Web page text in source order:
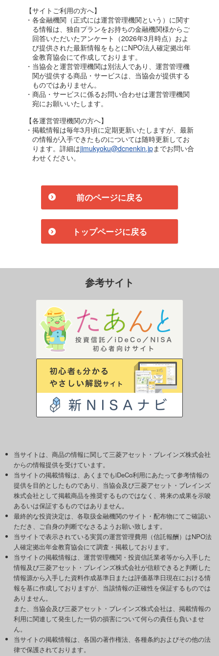
【サイトご利用の方へ】
・各金融機関（正式には運営管理機関という）に関す
る情報は、独自プランをお持ちの金融機関様からご
回答いただいたアンケート（2026年3月時点）およ
び提供された最新情報をもとにNPO法人確定拠出年
金教育協会にて作成しております。
・当協会と運営管理機関は別法人であり、運営管理機
関が提供する商品・サービスは、当協会が提供する
ものではありません。
・商品・サービスに係るお問い合わせは運営管理機関
宛にお願いいたします。
【各運営管理機関の方へ】
・掲載情報は毎年3月頃に定期更新いたしますが、最新
の情報が入手できたものについては随時更新してお
ります。詳細はjimukyoku@dcnenkin.jpまでお問い合
わせください。
前のページに戻る
トップページに戻る
参考サイト
当サイトは、商品の情報に関して三菱アセット・ブレインズ株式会社
からの情報提供を受けています。
当サイトの掲載情報は、あくまでもiDeCo利用にあたって参考情報の
提供を目的としたものであり、当協会及び三菱アセット・ブレインズ
株式会社として掲載商品を推奨するものではなく、将来の成果を示唆
あるいは保証するものではありません。
最終的な投資決定は、各取扱金融機関のサイト・配布物にてご確認い
ただき、ご自身の判断でなさるようお願い致します。
当サイトで表示されている実質の運営管理費用（信託報酬）はNPO法
人確定拠出年金教育協会にて調査・掲載しております。
当サイトの掲載情報は、運営管理機関・投資信託業者等から入手した
情報及び三菱アセット・ブレインズ株式会社が信頼できると判断した
情報源から入手した資料作成基準日または評価基準日現在における情
報を基に作成しておりますが、当該情報の正確性を保証するものでは
ありません。
また、当協会及び三菱アセット・ブレインズ株式会社は、掲載情報の
利用に関連して発生した一切の損害について何らの責任も負いませ
ん。
当サイトの掲載情報は、各国の著作権法、各種条約およびその他の法
律で保護されております。